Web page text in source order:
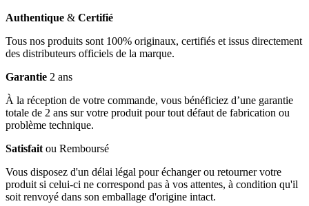
Authentique & Certifié
Tous nos produits sont 100% originaux, certifiés et issus directement
des distributeurs officiels de la marque.
Garantie 2 ans
À la réception de votre commande, vous bénéficiez d’une garantie
totale de 2 ans sur votre produit pour tout défaut de fabrication ou
problème technique.
Satisfait ou Remboursé
Vous disposez d'un délai légal pour échanger ou retourner votre
produit si celui-ci ne correspond pas à vos attentes, à condition qu'il
soit renvoyé dans son emballage d'origine intact.